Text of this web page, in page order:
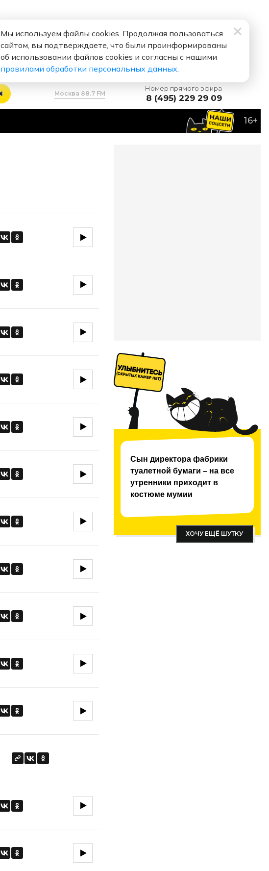
Москва 88.7 FM
Номер прямого эфира
8 (495) 229 29 09
16+
Сын директора фабрики
туалетной бумаги – на все
утренники приходит в
костюме мумии
ХОЧУ ЕЩЁ ШУТКУ
Мы используем файлы cookies. Продолжая пользоваться
сайтом, вы подтверждаете, что были проинформированы
об использовании файлов cookies и согласны с нашими
правилами обработки персональных данных.